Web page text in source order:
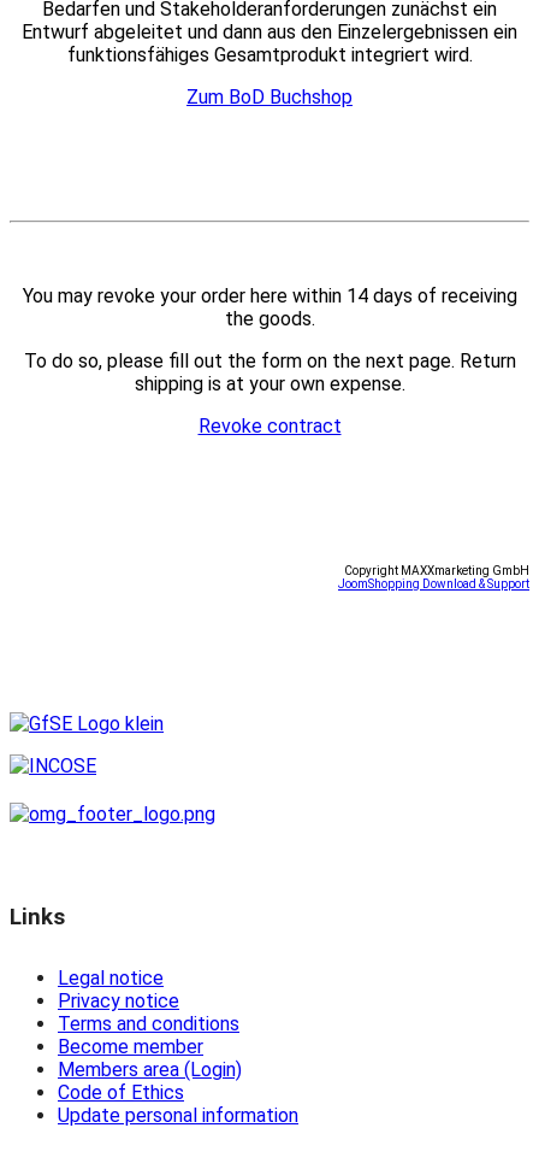
Bedarfen und Stakeholderanforderungen zunächst ein
Entwurf abgeleitet und dann aus den Einzelergebnissen ein
funktionsfähiges Gesamtprodukt integriert wird.
Zum BoD Buchshop
You may revoke your order here within 14 days of receiving
the goods.
To do so, please fill out the form on the next page. Return
shipping is at your own expense.
Revoke contract
Copyright MAXXmarketing GmbH
JoomShopping Download & Support
Links
Legal notice
Privacy notice
Terms and conditions
Become member
Members area (Login)
Code of Ethics
Update personal information